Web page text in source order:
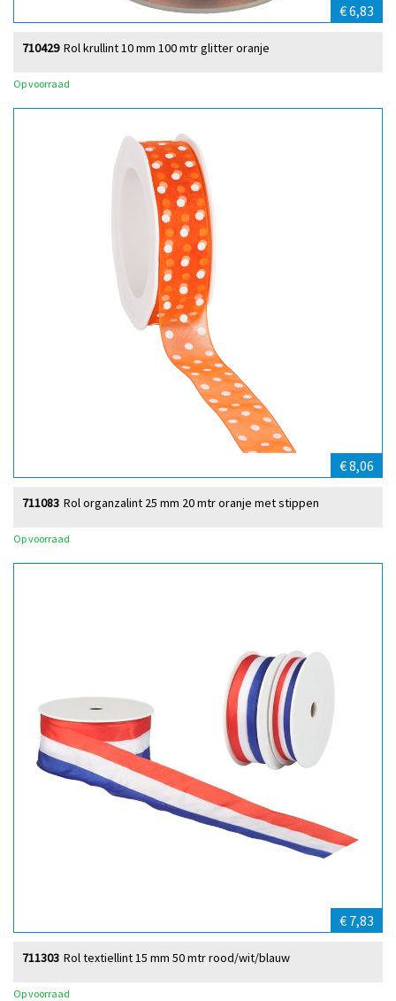
€ 6,83
Rol krullint 10 mm 100 mtr glitter oranje
710429
Op voorraad
€ 8,06
Rol organzalint 25 mm 20 mtr oranje met stippen
711083
Op voorraad
€ 7,83
Rol textiellint 15 mm 50 mtr rood/wit/blauw
711303
Op voorraad